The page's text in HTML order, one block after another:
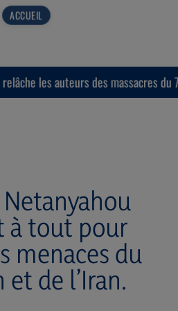
les auteurs des massacres du 7
à tout pour
menaces du
de l’Iran.